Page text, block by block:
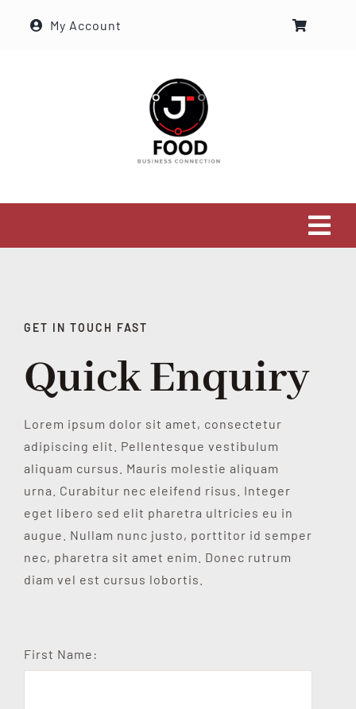
My Account
SERVICIOS
CONTACTO
ESPAÑOL
GET IN TOUCH FAST
Quick Enquiry
Lorem ipsum dolor sit amet, consectetur
adipiscing elit. Pellentesque vestibulum
aliquam cursus. Mauris molestie aliquam
urna. Curabitur nec eleifend risus. Integer
eget libero sed elit pharetra ultricies eu in
augue. Nullam nunc justo, porttitor id semper
nec, pharetra sit amet enim. Donec rutrum
diam vel est cursus lobortis.
First Name: